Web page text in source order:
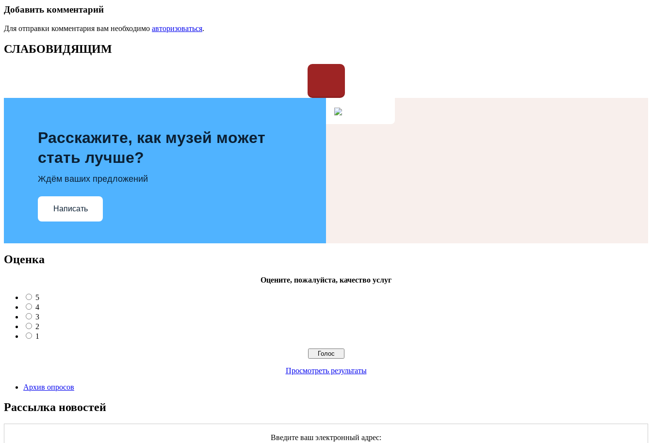
Добавить комментарий
Для отправки комментария вам необходимо авторизоваться.
СЛАБОВИДЯЩИМ
Расскажите, как музей может
стать лучше?
Ждём ваших предложений
Написать
Оценка
Оцените, пожалуйста, качество услуг
5
4
3
2
1
Просмотреть результаты
Архив опросов
Рассылка новостей
Введите ваш электронный адрес: